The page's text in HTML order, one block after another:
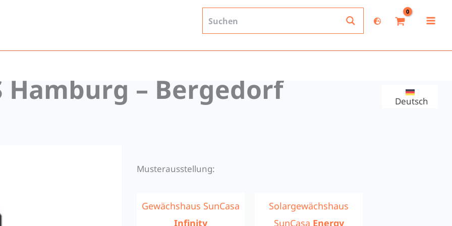
Hamburg – Bergedorf
Musterausstellung:
Gewächshaus SunCasa
Infinity
Solargewächshaus
SunCasa Energy
Deutsch